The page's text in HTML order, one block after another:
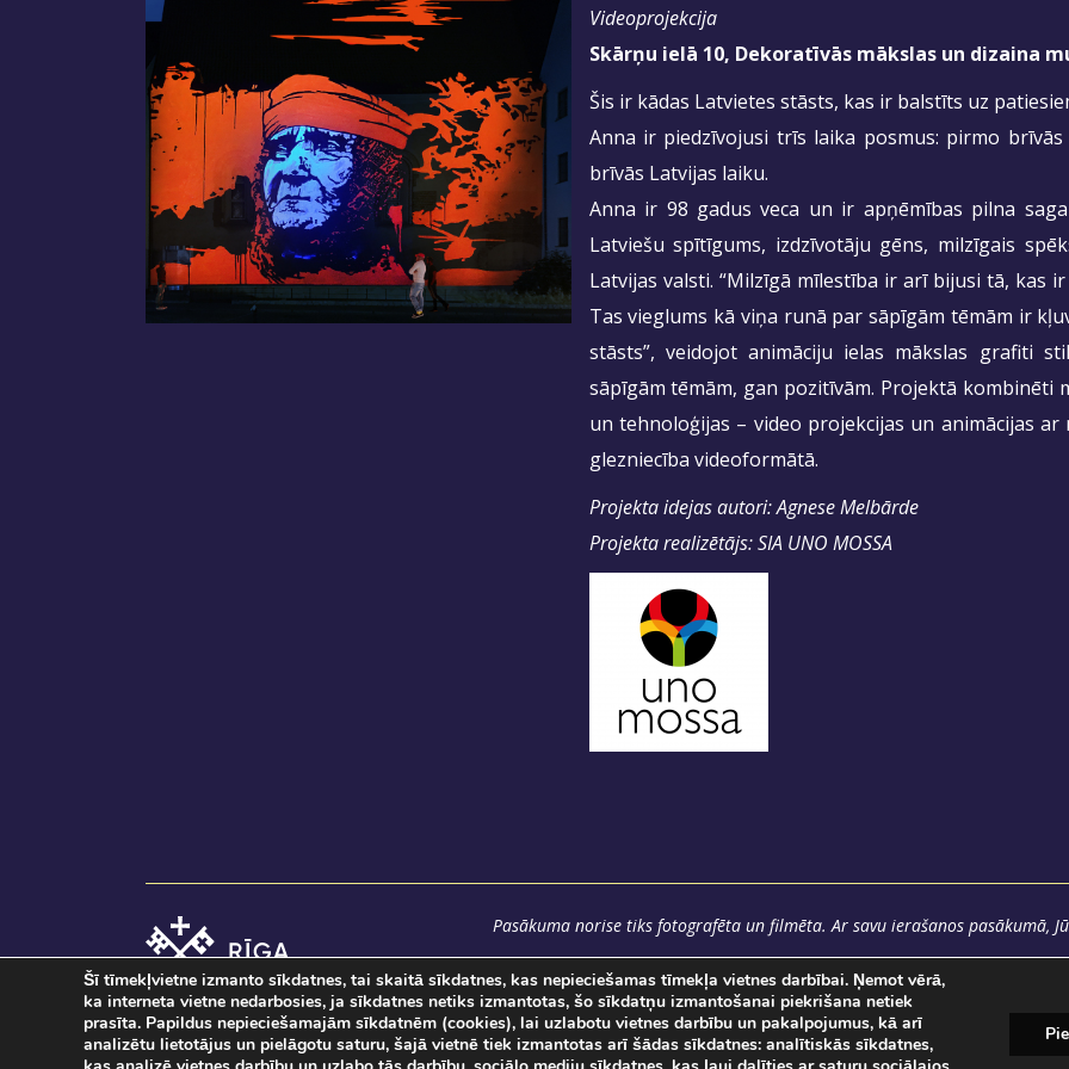
Videoprojekcija
Skārņu ielā 10, Dekoratīvās mākslas un dizaina
Šis ir kādas Latvietes stāsts, kas ir balstīts uz
Anna ir piedzīvojusi trīs laika posmus: pirmo
brīvās Latvijas laiku.
Anna ir 98 gadus veca un ir apņēmības pilna
Latviešu spītīgums, izdzīvotāju gēns, milzīgais
Latvijas valsti. “Milzīgā mīlestība ir arī bijusi tā, kas
Tas vieglums kā viņa runā par sāpīgām tēmām ir
stāsts”, veidojot animāciju ielas mākslas grafiti
sāpīgām tēmām, gan pozitīvām. Projektā kombinēti
un tehnoloģijas – video projekcijas un animācijas
glezniecība videoformātā.
Projekta idejas autori: Agnese Melbārde
Projekta realizētājs: SIA UNO MOSSA
Pasākuma norise tiks fotografēta un filmēta. Ar savu ierašanos pasākumā,
Šī tīmekļvietne izmanto sīkdatnes, tai skaitā sīkdatnes, kas nepieciešamas tīmekļa vietnes darbībai. Ņemot vērā,
ka interneta vietne nedarbosies, ja sīkdatnes netiks izmantotas, šo sīkdatņu izmantošanai piekrišana netiek
prasīta. Papildus nepieciešamajām sīkdatnēm (cookies), lai uzlabotu vietnes darbību un pakalpojumus, kā arī
analizētu lietotājus un pielāgotu saturu, šajā vietnē tiek izmantotas arī šādas sīkdatnes: analītiskās sīkdatnes,